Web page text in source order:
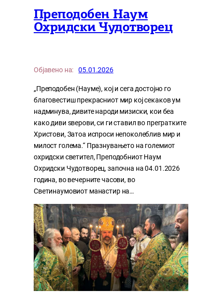
Преподобен Наум
Охридски Чудотворец
Објавено на: 05.01.2026
„Преподобен (Науме), кој и сега достојно го
благовестиш прекрасниот мир кој секаков ум
надминува, дивите народи мизиски, кои беа
како диви ѕверови, си ги ставил во прегратките
Христови, Затоа испроси непоколеблив мир и
милост голема.“ Празнувањето на големиот
охридски светител, Преподобниот Наум
Охридски Чудотворец, започна на 04.01.2026
година, во вечерните часови, во
Светинаумовиот манастир на…